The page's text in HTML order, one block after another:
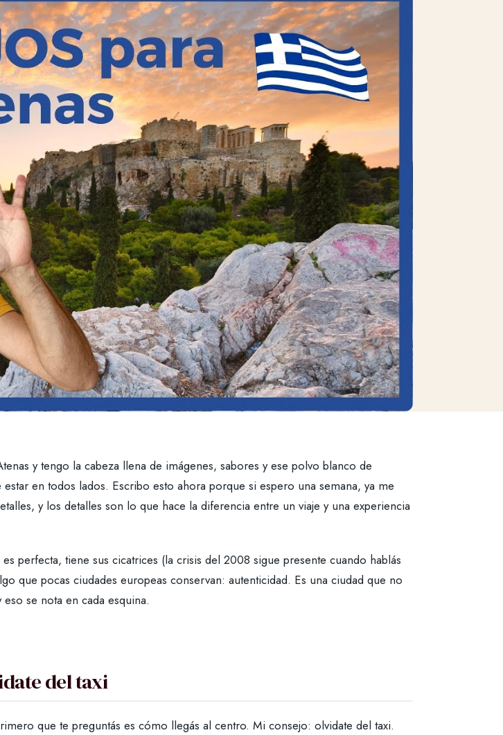
y tengo la cabeza llena de imágenes, sabores y ese polvo blanco de
en todos lados. Escribo esto ahora porque si espero una semana, ya me
y los detalles son lo que hace la diferencia entre un viaje y una experiencia
perfecta, tiene sus cicatrices (la crisis del 2008 sigue presente cuando hablás
que pocas ciudades europeas conservan: autenticidad. Es una ciudad que no
se nota en cada esquina.
del taxi
que te preguntás es cómo llegás al centro. Mi consejo: olvidate del taxi.